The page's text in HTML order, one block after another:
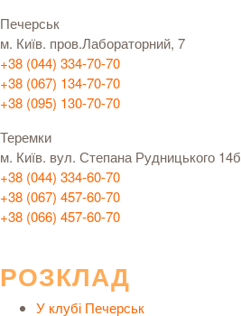
Печерськ
м. Київ. пров.Лабораторний, 7
+38 (044) 334-70-70
+38 (067) 134-70-70
+38 (095) 130-70-70
Теремки
м. Київ. вул. Степана Рудницького 14б
+38 (044) 334-60-70
+38 (067) 457-60-70
+38 (066) 457-60-70
РОЗКЛАД
У клубі Печерськ